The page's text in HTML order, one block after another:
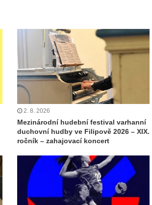
2. 8. 2026
Mezinárodní hudební festival varhanní
duchovní hudby ve Filipově 2026 – XIX.
ročník – zahajovací koncert